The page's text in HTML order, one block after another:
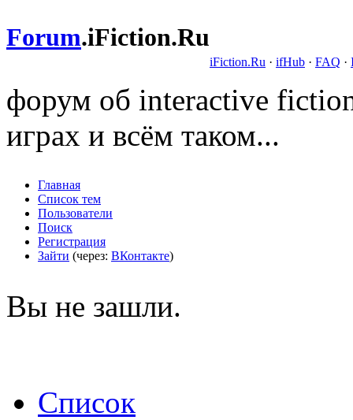
Forum.iFiction.Ru
iFiction.Ru · ifHub · FAQ ·
форум об interactive
играх и всём таком...
Главная
Список тем
Пользователи
Поиск
Регистрация
Зайти (через: ВКонтакте)
Вы не зашли.
Список